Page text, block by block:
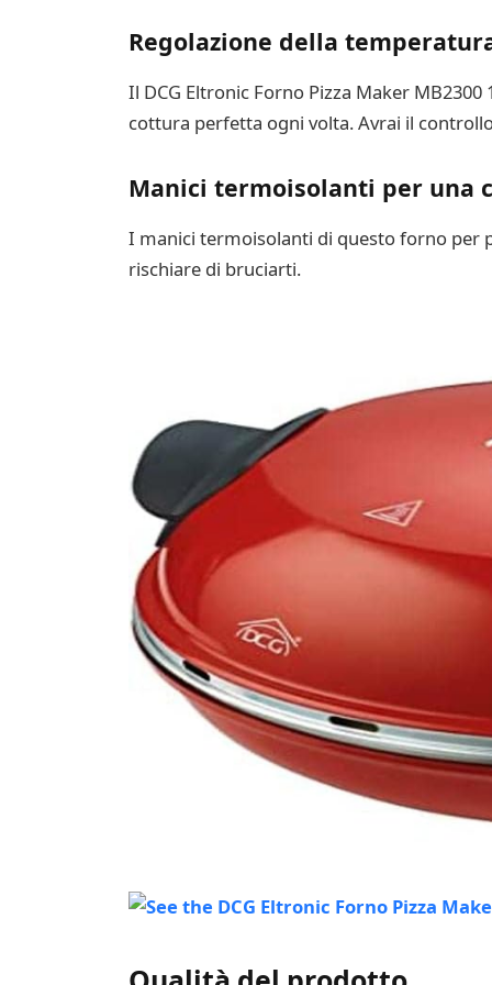
Regolazione della
Il DCG Eltronic Forno Pizza Maker
cottura perfetta ogni volta. Avrai il
Manici termoisolanti per una
I manici termoisolanti di questo forno per
rischiare di bruciarti.